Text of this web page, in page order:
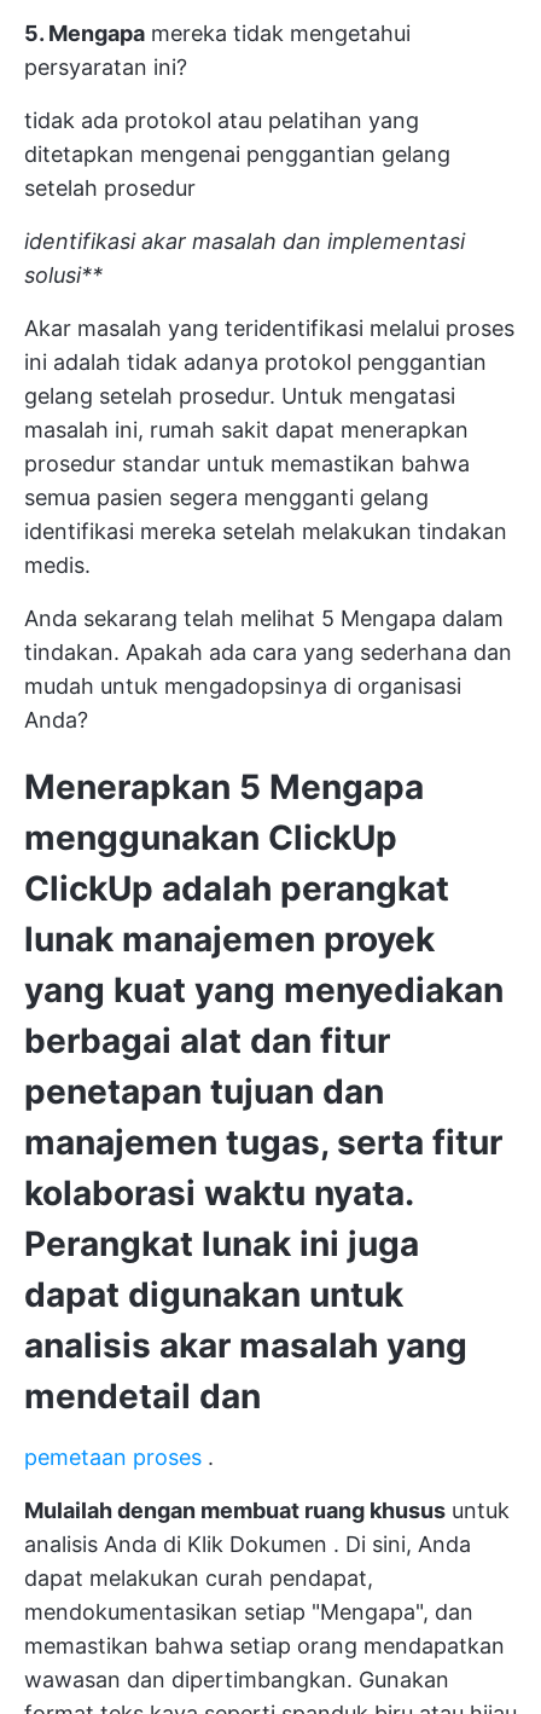
5. Mengapa mereka tidak mengetahui
persyaratan ini?
tidak ada protokol atau pelatihan yang
ditetapkan mengenai penggantian gelang
setelah prosedur
identifikasi akar masalah dan implementasi
solusi**
Akar masalah yang teridentifikasi melalui proses
ini adalah tidak adanya protokol penggantian
gelang setelah prosedur. Untuk mengatasi
masalah ini, rumah sakit dapat menerapkan
prosedur standar untuk memastikan bahwa
semua pasien segera mengganti gelang
identifikasi mereka setelah melakukan tindakan
medis.
Anda sekarang telah melihat 5 Mengapa dalam
tindakan. Apakah ada cara yang sederhana dan
mudah untuk mengadopsinya di organisasi
Anda?
Menerapkan 5 Mengapa
menggunakan ClickUp
ClickUp adalah perangkat
lunak manajemen proyek
yang kuat yang menyediakan
berbagai alat dan fitur
penetapan tujuan dan
manajemen tugas, serta fitur
kolaborasi waktu nyata.
Perangkat lunak ini juga
dapat digunakan untuk
analisis akar masalah yang
mendetail dan
pemetaan proses .
Mulailah dengan membuat ruang khusus untuk
analisis Anda di Klik Dokumen . Di sini, Anda
dapat melakukan curah pendapat,
mendokumentasikan setiap "Mengapa", dan
memastikan bahwa setiap orang mendapatkan
wawasan dan dipertimbangkan. Gunakan